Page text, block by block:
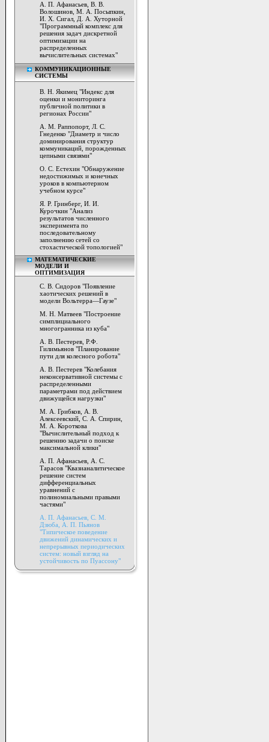
А. П. Афанасьев, В. В.
Волошинов, М. А. Посыпкин,
И. Х. Сигал, Д. А. Хуторной
"Программный комплекс для
решения задач дискретной
оптимизации на
распределенных
вычислительных системах"
КОММУНИКАЦИОННЫЕ
СИСТЕМЫ
В. Н. Якимец "Индекс для
оценки и мониторинга
публичной политики в
регионах России"
А. М. Раппопорт, Л. С.
Гнеденко "Диаметр и число
доминирования структур
коммуникаций, порожденных
цепными связями"
О. С. Естехин "Обнаружение
недостижимых и конечных
уроков в компьютерном
учебном курсе"
Я. Р. Гринберг, И. И.
Курочкин "Анализ
результатов численного
эксперимента по
последовательному
заполнению сетей со
стохастической топологией"
МАТЕМАТИЧЕСКИЕ
МОДЕЛИ И
ОПТИМИЗАЦИЯ
С. В. Сидоров "Появление
хаотических решений в
модели Вольтерра—Гаузе"
М. Н. Матвеев "Построение
симплициального
многогранника из куба"
A. В. Пестерев, Р.Ф.
Гилимьянов "Планирование
пути для колесного робота"
A. В. Пестерев "Колебания
неконсервативной системы с
распределенными
параметрами под действием
движущейся нагрузки"
М. А. Грибков, А. В.
Алексеевский, С. А. Спирин,
М. А. Короткова
"Вычислительный подход к
решению задачи о поиске
максимальной клики"
А. П. Афанасьев, А. С.
Тарасов "Квазианалитическое
решение систем
дифференциальных
уравнений с
полиномиальными правыми
частями"
А. П. Афанасьев, C. M.
Дзюба, А. П. Пьянов
"Типическое поведение
движений динамических и
непрерывных периодических
систем: новый взгляд на
устойчивость по Пуассону"